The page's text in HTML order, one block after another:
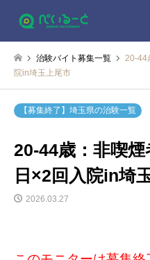
治験バイト募集一覧
20-44
院in埼玉上尾市
【募集終了】埼玉県の治験一覧
20-44歳：非喫
日×2回入院in埼
2026.03.27